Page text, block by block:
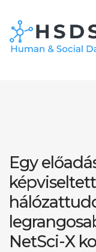
Egy
NetSci-X